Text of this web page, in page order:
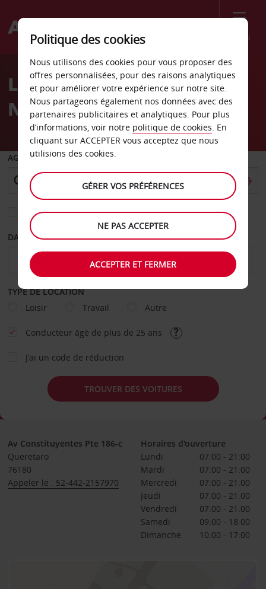
Menu
Welcome
AvisLocation de voiture hôtel
NH
AGENCE DE DÉPART
Sélectionnez une autre agence de retour
DATE DE DÉPART DATE DE RETOUR
TYPE DE LOCATION
Loisir
Travail Autre
Conducteur âgé de plus de 25 ans
J’ai un code de réduction
TROUVER DES VOITURES
Av Constituyentes Pte 186-c
Queretaro
76180
Appeler le : 52-442-2157970
Horaires d'ouverture
Lundi
07:00 - 21:00
Mardi
07:00 - 21:00
Mercredi
07:00 - 21:00
Jeudi
07:00 - 21:00
Vendredi
07:00 - 21:00
Samedi
09:00 - 18:00
Dimanche
10:00 - 17:00
Politique des cookies
Nous utilisons des cookies pour vous proposer des
offres personnalisées, pour des raisons analytiques
et pour améliorer votre expérience sur notre site.
Nous partageons également nos données avec des
partenaires publicitaires et analytiques. Pour plus
d’informations, voir notre politique de cookies. En
cliquant sur ACCEPTER vous acceptez que nous
utilisions des cookies.
GÉRER VOS PRÉFÉRENCES
NE PAS ACCEPTER
ACCEPTER ET FERMER